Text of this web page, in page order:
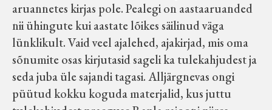
aruannetes kirjas pole. Pealegi on aastaaruanded
nii ühingute kui aastate lõikes säilinud väga
lünklikult. Vaid veel ajalehed, ajakirjad, mis oma
sõnumite osas kirjutasid sageli ka tulekahjudest ja
seda juba üle sajandi tagasi. Alljärgnevas ongi
püütud kokku koguda materjalid, kus juttu